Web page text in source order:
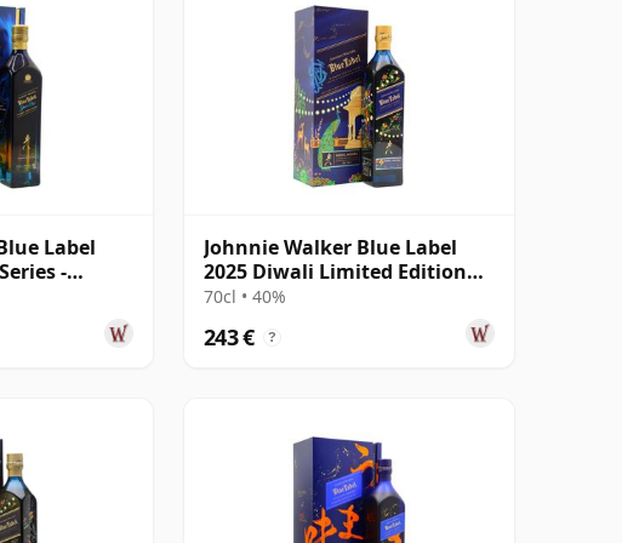
Label
-
Johnnie Walker Blue Label
2025 Diwali Limited Edition
Rahul Mishr
70cl • 40%
243 € ?